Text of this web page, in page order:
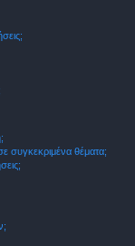
συγκεκριμένα θέματα;